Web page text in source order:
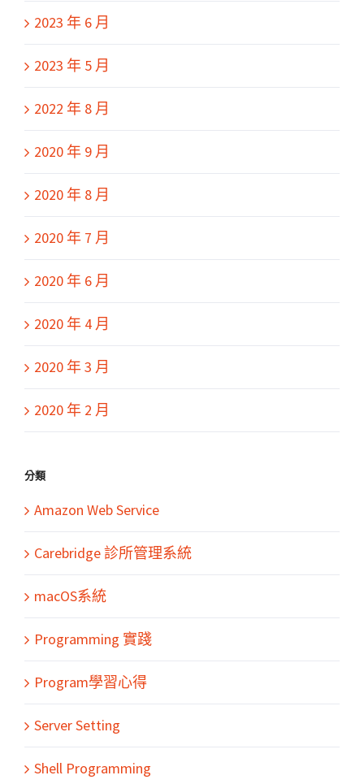
2023 年 6 月
2023 年 5 月
2022 年 8 月
2020 年 9 月
2020 年 8 月
2020 年 7 月
2020 年 6 月
2020 年 4 月
2020 年 3 月
2020 年 2 月
分類
Amazon Web Service
Carebridge 診所管理系統
macOS系統
Programming 實踐
Program學習心得
Server Setting
Shell Programming